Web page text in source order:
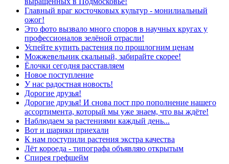
Главный враг косточковых культур - монилиальный
ожог!
Это фото вызвало много споров в научных кругах у
профессионалов зелёной отрасли!
Успейте купить растения по прошлогним ценам
Можжевельник скальный, забирайте скорее!
Ёлочки сегодня расставляем
Новое поступление
У нас радостная новость!
Дорогие друзья!
Дорогие друзья! И снова пост про пополнение нашего
ассортимента, который мы уже знаем, что вы ждёте!
Наблюдаем за растениями каждый день...
Вот и шарики приехали
К нам поступили растения экстра качества
Лёт короеда - типографа объявляю открытым
Спирея грефшейм